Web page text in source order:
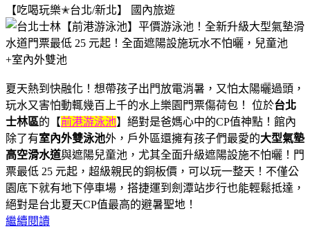
【吃喝玩樂✭台北/新北】
國內旅遊
夏天熱到快融化！想帶孩子出門放電消暑，又怕太陽曬過頭，
玩水又害怕動輒幾百上千的水上樂園門票傷荷包！ 位於台北
士林區的【前港游泳池】絕對是爸媽心中的CP值神點！館內
除了有室內外雙泳池外，戶外區還擁有孩子們最愛的大型氣墊
高空滑水道與遮陽兒童池，尤其全面升級遮陽設施不怕曬！門
票最低 25 元起，超級親民的銅板價，可以玩一整天！不僅公
園底下就有地下停車場，搭捷運到劍潭站步行也能輕鬆抵達，
絕對是台北夏天CP值最高的避暑聖地！
繼續閱讀